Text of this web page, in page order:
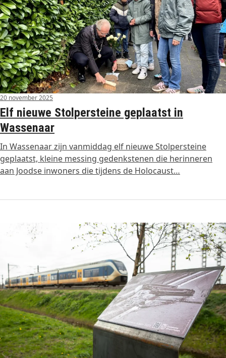
20 november 2025
Elf nieuwe Stolpersteine geplaatst in
Wassenaar
In Wassenaar zijn vanmiddag elf nieuwe Stolpersteine
geplaatst, kleine messing gedenkstenen die herinneren
aan Joodse inwoners die tijdens de Holocaust…